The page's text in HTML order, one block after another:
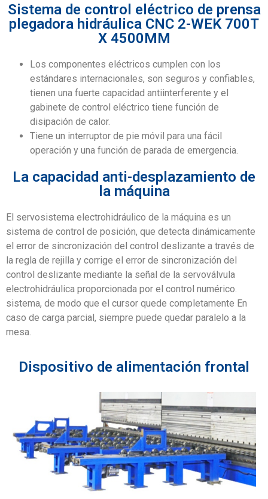
Sistema de control eléctrico de prensa
plegadora hidráulica CNC 2-WEK 700T
X 4500MM
Los componentes eléctricos cumplen con los
estándares internacionales, son seguros y confiables,
tienen una fuerte capacidad antiinterferente y el
gabinete de control eléctrico tiene función de
disipación de calor.
Tiene un interruptor de pie móvil para una fácil
operación y una función de parada de emergencia.
La capacidad anti-desplazamiento de
la máquina
El servosistema electrohidráulico de la máquina es un
sistema de control de posición, que detecta dinámicamente
el error de sincronización del control deslizante a través de
la regla de rejilla y corrige el error de sincronización del
control deslizante mediante la señal de la servoválvula
electrohidráulica proporcionada por el control numérico.
sistema, de modo que el cursor quede completamente En
caso de carga parcial, siempre puede quedar paralelo a la
mesa.
Dispositivo de alimentación frontal